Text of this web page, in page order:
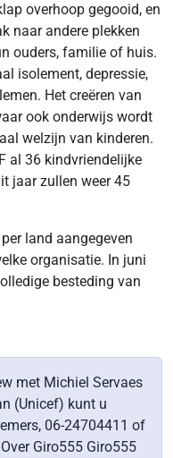
overhoop gegooid, en
naar andere plekken
ouders, familie of huis.
isolement, depressie,
Het creëren van
ook onderwijs wordt
welzijn van kinderen.
al 36 kindvriendelijke
jaar zullen weer 45
land aangegeven
organisatie. In juni
besteding van
met Michiel Servaes
(Unicef) kunt u
06-24704411 of
Giro555 Giro555